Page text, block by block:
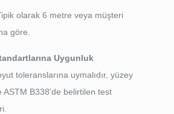
olarak 6 metre veya müşteri
göre.
Uygunluk
toleranslarına uymalıdır, yüzey
ASTM B338'de belirtilen test